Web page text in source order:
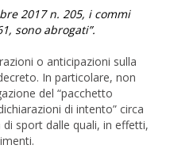
2017 n. 205, i commi
sono abrogati”.
o anticipazioni sulla
In particolare, non
del “pacchetto
di intento” circa
sport dalle quali, in effetti,